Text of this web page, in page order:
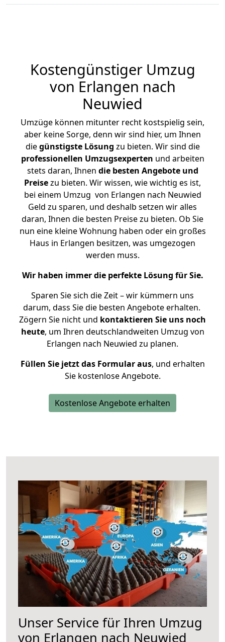
Kostengünstiger Umzug
von Erlangen nach
Neuwied
Umzüge können mitunter recht kostspielig sein,
aber keine Sorge, denn wir sind hier, um Ihnen
diegünstigste Lösung zu bieten. Wir sind die
professionellen Umzugsexperten und arbeiten
stets daran, Ihnen die besten Angebote und
Preisezu bieten. Wir wissen, wie wichtig es ist,
bei einem Umzug von Erlangen nach Neuwied
Geld zu sparen, und deshalb setzen wir alles
daran, Ihnen die besten Preise zu bieten. Ob Sie
nun eine kleine Wohnung haben oder ein großes
Haus in Erlangen besitzen, was umgezogen
werden muss.
Wir haben immer die perfekte Lösung für Sie.
Sparen Sie sich die Zeit – wir kümmern uns
darum, dass Sie die besten Angebote erhalten.
Zögern Sie nicht und kontaktieren Sie uns noch
heute, um Ihren deutschlandweiten Umzug von
Erlangen nach Neuwied zu planen.
Füllen Sie jetzt das Formular aus, und erhalten
Sie kostenlose Angebote.
Kostenlose Angebote erhalten
Unser Service für Ihren Umzug
von Erlangen nach Neuwied